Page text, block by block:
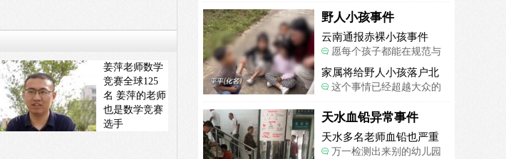
姜萍老师数学
竞赛全球125
名 姜萍的老师
也是数学竞赛
选手
野人小孩事件
云南通报赤裸小孩事件
愿每个孩子都能在规范与
关爱中向阳生长。
家属将给野人小孩落户北
京这个事情已经超越大众的
已经畸形了，得尽快送医。
天水血铅异常事件
天水多名老师血铅也严重
超标万一检测出来别的幼儿园